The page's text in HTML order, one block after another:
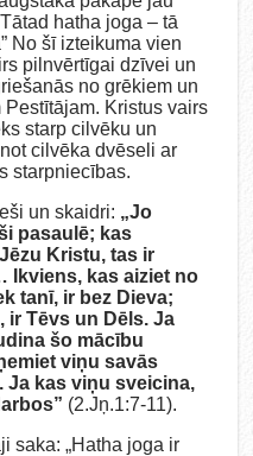
hatha joga – tā
No šī izteikuma vien
pilnvērtīgai dzīvei un
no grēkiem un
Kristus vairs
starp cilvēku un
cilvēka dvēseli ar
starpniecības.
un skaidri: „Jo
pasaulē; kas
Kristu, tas ir
Ikviens, kas aiziet no
tanī, ir bez Dieva;
ir Tēvs un Dēls. Ja
šo mācību
viņu savās
Ja kas viņu sveicina,
(2.Jņ.1:7-11).
saka: „Hatha joga ir